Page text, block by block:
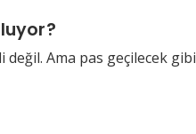
Ama pas geçilecek gibi